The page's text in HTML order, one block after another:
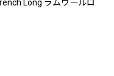
Long ラムウールロ